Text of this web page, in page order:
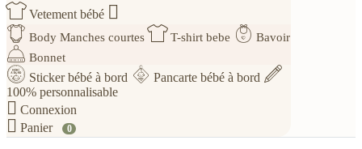
Vetement bébé 
Body Manches courtes T-shirt bebe
Bavoir
Bonnet
Sticker bébé à bord
Pancarte bébé à bord
100% personnalisable
 Connexion
 Panier 0